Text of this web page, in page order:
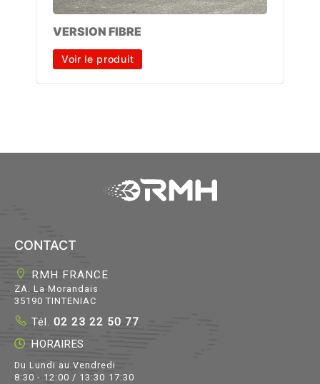
VERSION FIBRE
Voir le produit
CONTACT
RMH FRANCE
ZA. La Morandais
35190 TINTENIAC
Tél. 02 23 22 50 77
HORAIRES
Du Lundi au Vendredi
8:30 - 12:00 / 13:30 17:30